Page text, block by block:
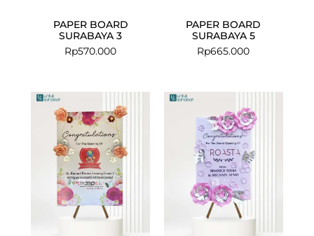
PAPER BOARD
SURABAYA 3
Rp570.000
PAPER BOARD
SURABAYA 5
Rp665.000